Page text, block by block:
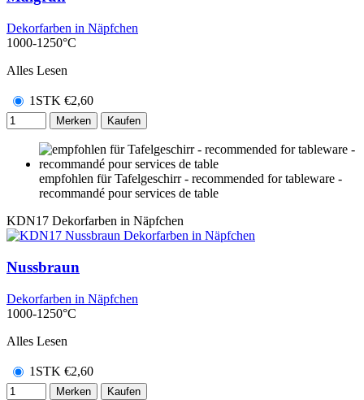
Dekorfarben in Näpfchen
1000-1250°C
Alles Lesen
1STK €2,60
Merken Kaufen
empfohlen für Tafelgeschirr - recommended for tableware -
recommandé pour services de table
KDN17 Dekorfarben in Näpfchen
Nussbraun
Dekorfarben in Näpfchen
1000-1250°C
Alles Lesen
1STK €2,60
Merken Kaufen